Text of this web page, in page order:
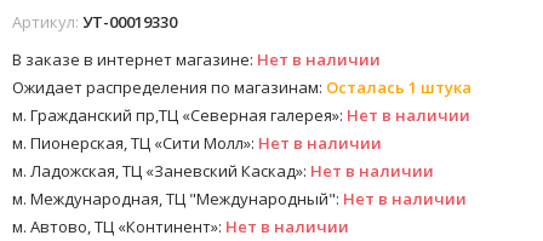
Артикул: УТ-00019330
В заказе в интернет магазине: Нет в наличии
Ожидает распределения по магазинам: Осталась 1 штука
м. Гражданский пр,ТЦ «Северная галерея»: Нет в наличии
м. Пионерская, ТЦ «Сити Молл»: Нет в наличии
м. Ладожская, ТЦ «Заневский Каскад»: Нет в наличии
м. Международная, ТЦ "Международный": Нет в наличии
м. Автово, ТЦ «Континент»: Нет в наличии